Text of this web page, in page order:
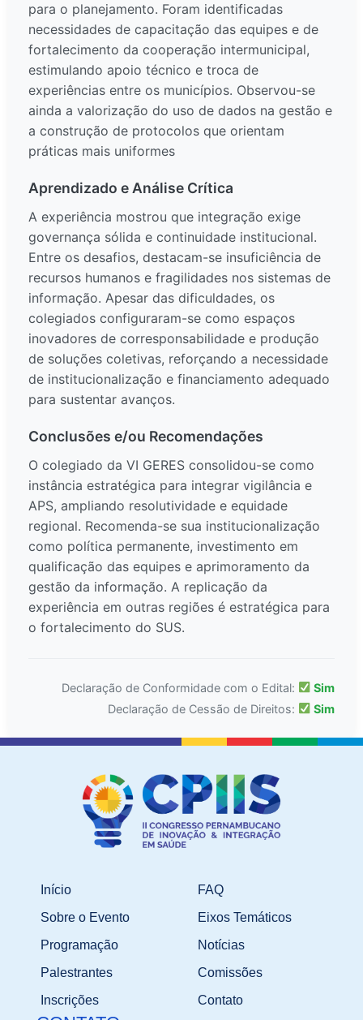
para o planejamento. Foram identificadas
necessidades de capacitação das equipes e de
fortalecimento da cooperação intermunicipal,
estimulando apoio técnico e troca de
experiências entre os municípios. Observou-se
ainda a valorização do uso de dados na gestão e
a construção de protocolos que orientam
práticas mais uniformes
Aprendizado e Análise Crítica
A experiência mostrou que integração exige
governança sólida e continuidade institucional.
Entre os desafios, destacam-se insuficiência de
recursos humanos e fragilidades nos sistemas de
informação. Apesar das dificuldades, os
colegiados configuraram-se como espaços
inovadores de corresponsabilidade e produção
de soluções coletivas, reforçando a necessidade
de institucionalização e financiamento adequado
para sustentar avanços.
Conclusões e/ou Recomendações
O colegiado da VI GERES consolidou-se como
instância estratégica para integrar vigilância e
APS, ampliando resolutividade e equidade
regional. Recomenda-se sua institucionalização
como política permanente, investimento em
qualificação das equipes e aprimoramento da
gestão da informação. A replicação da
experiência em outras regiões é estratégica para
o fortalecimento do SUS.
Declaração de Conformidade com o Edital:
Sim
Declaração de Cessão de Direitos:
Sim
Início
Sobre o Evento
Programação
Palestrantes
Inscrições
FAQ
Eixos Temáticos
Notícias
Comissões
Contato